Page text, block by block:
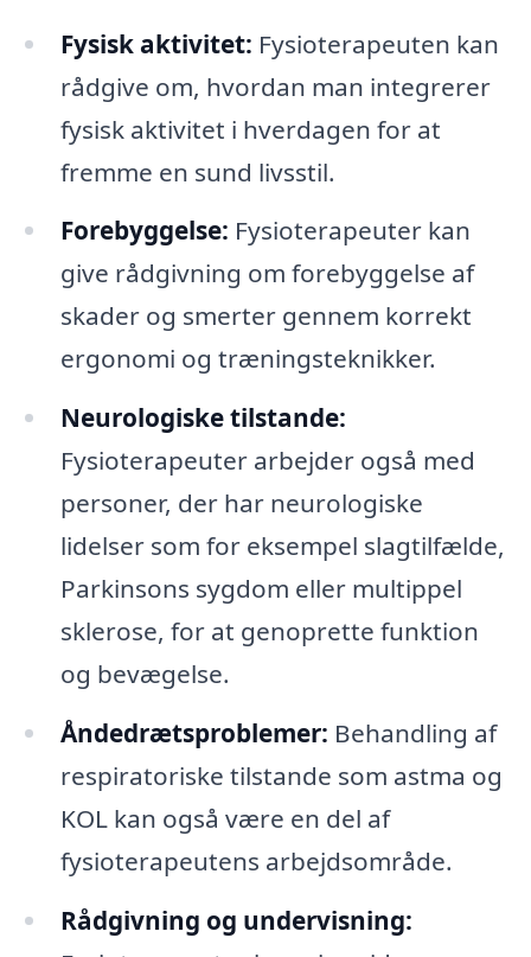
Fysisk aktivitet: Fysioterapeuten kan
rådgive om, hvordan man integrerer
fysisk aktivitet i hverdagen for at
fremme en sund livsstil.
Forebyggelse: Fysioterapeuter kan
give rådgivning om forebyggelse af
skader og smerter gennem korrekt
ergonomi og træningsteknikker.
Neurologiske tilstande:
Fysioterapeuter arbejder også med
personer, der har neurologiske
lidelser som for eksempel slagtilfælde,
Parkinsons sygdom eller multippel
sklerose, for at genoprette funktion
og bevægelse.
Åndedrætsproblemer: Behandling af
respiratoriske tilstande som astma og
KOL kan også være en del af
fysioterapeutens arbejdsområde.
Rådgivning og undervisning: